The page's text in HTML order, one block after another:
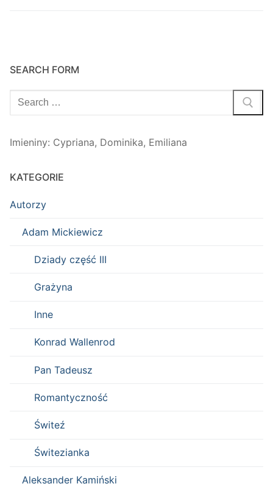
SEARCH FORM
Szukaj:
Imieniny: Cypriana, Dominika, Emiliana
KATEGORIE
Autorzy
Adam Mickiewicz
Dziady część III
Grażyna
Inne
Konrad Wallenrod
Pan Tadeusz
Romantyczność
Świteź
Świtezianka
Aleksander Kamiński